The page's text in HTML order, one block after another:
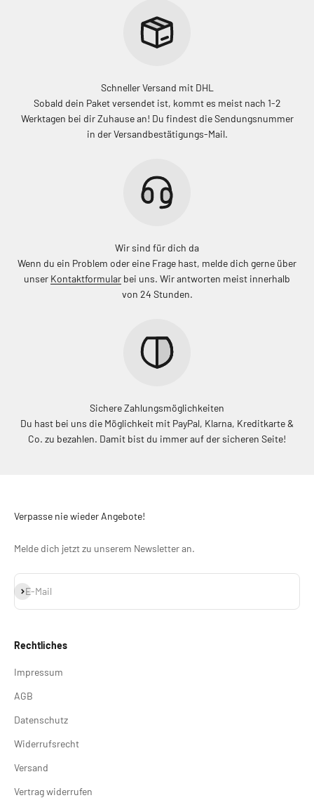
Schneller Versand mit DHL
Sobald dein Paket versendet ist, kommt es meist nach 1-2
Werktagen bei dir Zuhause an! Du findest die Sendungsnummer
in der Versandbestätigungs-Mail.
Wir sind für dich da
Wenn du ein Problem oder eine Frage hast, melde dich gerne über
unser Kontaktformular bei uns. Wir antworten meist innerhalb
von 24 Stunden.
Sichere Zahlungsmöglichkeiten
Du hast bei uns die Möglichkeit mit PayPal, Klarna, Kreditkarte &
Co. zu bezahlen. Damit bist du immer auf der sicheren Seite!
Verpasse nie wieder Angebote!
Melde dich jetzt zu unserem Newsletter an.
E-Mail
Abonnieren
Rechtliches
Impressum
AGB
Datenschutz
Widerrufsrecht
Versand
Vertrag widerrufen